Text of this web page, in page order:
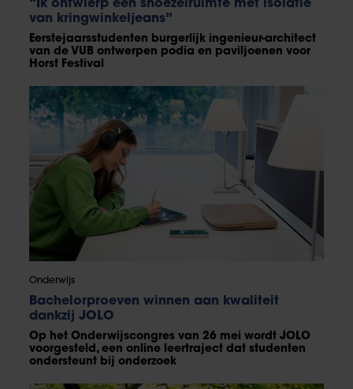
“Ik ontwierp een snoezelruimte met isolatie
van kringwinkeljeans”
Eerstejaarsstudenten burgerlijk ingenieur-architect
van de VUB ontwerpen podia en paviljoenen voor
Horst Festival
Onderwijs
Bachelorproeven winnen aan kwaliteit
dankzij JOLO
Op het Onderwijscongres van 26 mei wordt JOLO
voorgesteld, een online leertraject dat studenten
ondersteunt bij onderzoek